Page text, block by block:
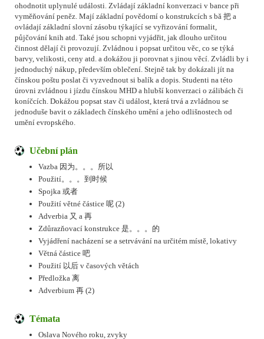
ohodnotit uplynulé události. Zvládají základní konverzaci v bance při
vyměňování peněz. Mají základní povědomí o konstrukcích s bǎ 把 a
ovládají základní slovní zásobu týkající se vyřizování formalit,
půjčování knih atd. Také jsou schopni vyjádřit, jak dlouho určitou
činnost dělají či provozují. Zvládnou i popsat určitou věc, co se týká
barvy, velikosti, ceny atd. a dokážou ji porovnat s jinou věcí. Zvládli by i
jednoduchý nákup, především oblečení. Stejně tak by dokázali jít na
čínskou poštu poslat či vyzvednout si balík a dopis. Studenti na této
úrovni zvládnou i jízdu čínskou MHD a hlubší konverzaci o zálibách či
koníčcích. Dokážou popsat stav či událost, která trvá a zvládnou se
jednoduše bavit o základech čínského umění a jeho odlišnostech od
umění evropského.
Učební plán
Vazba 因为。。。所以
Použití。。。到时候
Spojka 或者
Použití větné částice 呢 (2)
Adverbia 又 a 再
Zdůrazňovací konstrukce 是。。。的
Vyjádření nacházení se a setrvávání na určitém místě, lokativy
Větná částice 吧
Použití 以后 v časových větách
Předložka 离
Adverbium 再 (2)
Témata
Oslava Nového roku, zvyky